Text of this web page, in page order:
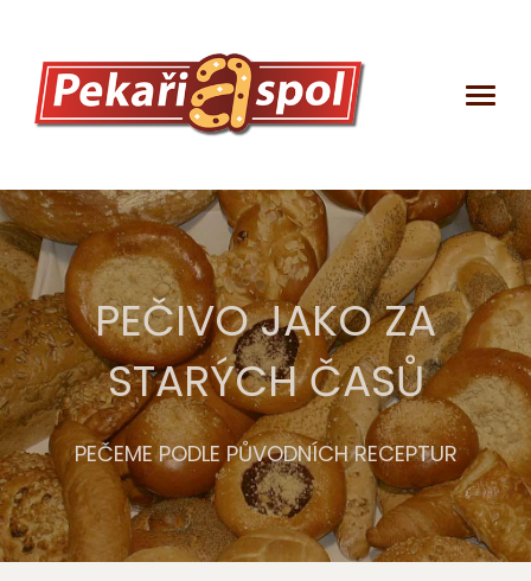
DEKLARAČNÍ
LISTY
PEČIVO JAKO ZA
STARÝCH ČASŮ
PEČEME PODLE PŮVODNÍCH RECEPTUR